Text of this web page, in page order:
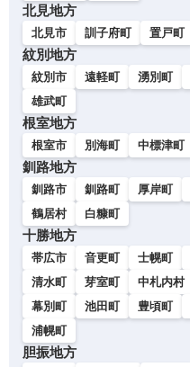
北見地方
北見市 訓子府町 置戸町
紋別地方
紋別市 遠軽町 湧別町
雄武町
根室地方
根室市 別海町 中標津町
釧路地方
釧路市 釧路町 厚岸町
鶴居村
白糠町
十勝地方
帯広市 音更町 士幌町
清水町
芽室町 中札内村
幕別町
池田町 豊頃町
浦幌町
胆振地方